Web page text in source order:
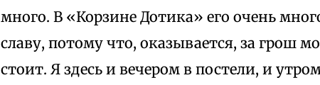
много. В «Корзине Дотика» его очень
славу, потому что, оказывается, за грош
стоит. Я здесь и вечером в постели, и